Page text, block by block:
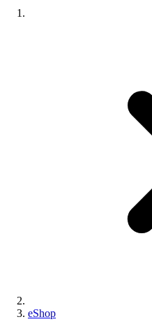
eShop